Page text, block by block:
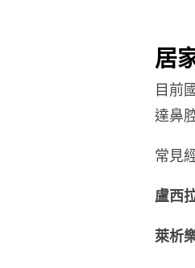
居
目前
達鼻
常見
盧西
萊析